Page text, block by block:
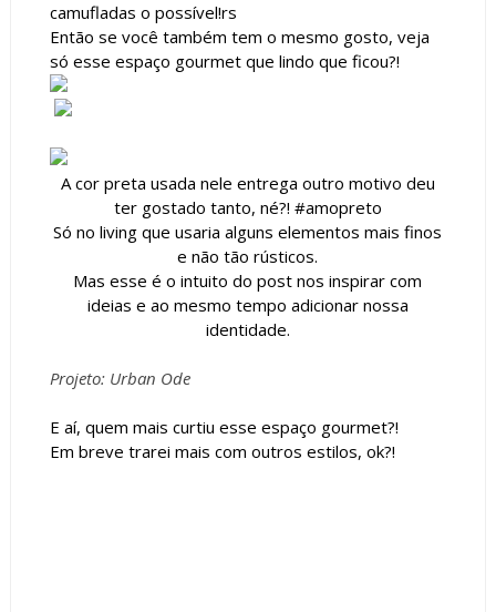
camufladas o possível!rs
Então se você também tem o mesmo gosto, veja
só esse espaço gourmet que lindo que ficou?!
A cor preta usada nele entrega outro motivo deu
ter gostado tanto, né?! #amopreto
Só no living que usaria alguns elementos mais finos
e não tão rústicos.
Mas esse é o intuito do post nos inspirar com
ideias e ao mesmo tempo adicionar nossa
identidade.
Projeto: Urban Ode
E aí, quem mais curtiu esse espaço gourmet?!
Em breve trarei mais com outros estilos, ok?!